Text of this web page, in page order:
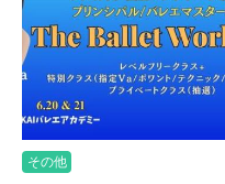
その他